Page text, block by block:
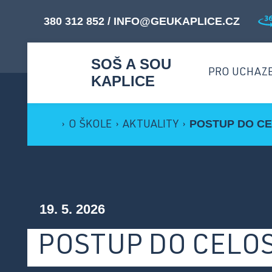
SOŠ A SOU
KAPLICE
PRO
Přehled oborů ›
Dny otevřených dveří ›
380 312 852 / INFO@GEUKAPLICE.CZ
› O ŠKOLE › AKTUALITY › POSTUP DO
19. 5. 2026
POSTUP DO